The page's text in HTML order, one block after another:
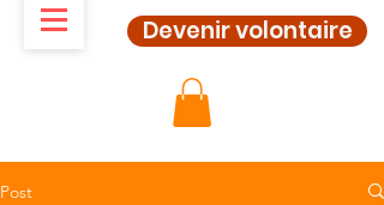
Devenir volontaire
Post